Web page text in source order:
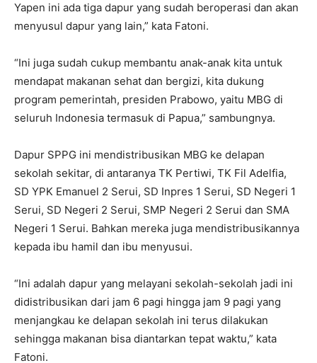
Yapen ini ada tiga dapur yang sudah beroperasi dan akan
menyusul dapur yang lain,” kata Fatoni.
‎‎“Ini juga sudah cukup membantu anak-anak kita untuk
mendapat makanan sehat dan bergizi, kita dukung
program pemerintah, presiden Prabowo, yaitu MBG di
seluruh Indonesia termasuk di Papua,” sambungnya.
‎Dapur SPPG ini mendistribusikan MBG ke delapan
sekolah sekitar, di antaranya TK Pertiwi, TK Fil Adelfia,
SD YPK Emanuel 2 Serui, SD Inpres 1 Serui, SD Negeri 1
Serui, SD Negeri 2 Serui, SMP Negeri 2 Serui dan SMA
Negeri 1 Serui. Bahkan mereka juga mendistribusikannya
kepada ibu hamil dan ibu menyusui.
‎“Ini adalah dapur yang melayani sekolah-sekolah jadi ini
didistribusikan dari jam 6 pagi hingga jam 9 pagi yang
menjangkau ke delapan sekolah ini terus dilakukan
sehingga makanan bisa diantarkan tepat waktu,” kata
Fatoni.